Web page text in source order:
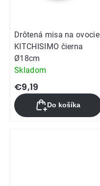
Drôtená misa na ovocie
KITCHISIMO čierna
Ø18cm
Skladom
€9,19
Do košíka